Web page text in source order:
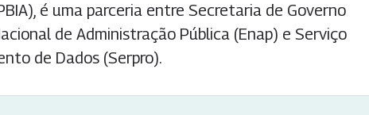
é uma parceria entre Secretaria de Governo
de Administração Pública (Enap) e Serviço
de Dados (Serpro).